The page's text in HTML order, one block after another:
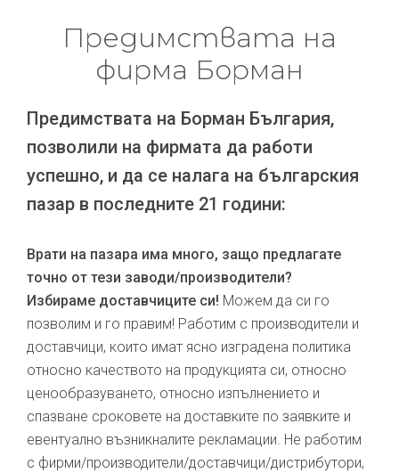
Предимствата на
фирма Борман
Предимствата на Борман България,
позволили на фирмата да работи
успешно, и да се налага на българския
пазар в последните 21 години:
Врати на пазара има много, защо предлагате
точно от тези заводи/производители?
Избираме доставчиците си! Можем да си го
позволим и го правим! Работим с производители и
доставчици, които имат ясно изградена политика
относно качеството на продукцията си, относно
ценообразуването, относно изпълнението и
спазване сроковете на доставките по заявките и
евентуално възникналите рекламации. Не работим
с фирми/производители/доставчици/дистрибутори,